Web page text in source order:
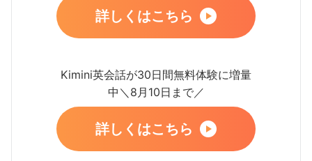
詳しくはこちら
Kimini英会話が30日間無料体験に増量
中＼8月10日まで／
詳しくはこちら